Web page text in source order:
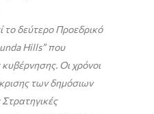
το δεύτερο Προεδρικό
Hills” που
κυβέρνησης. Οι χρόνοι
των δημόσιων